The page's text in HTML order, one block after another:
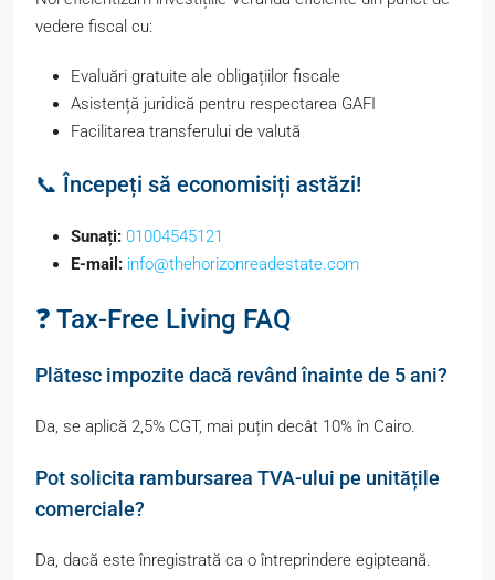
vedere fiscal cu:
Evaluări gratuite ale obligațiilor fiscale
Asistență juridică pentru respectarea GAFI
Facilitarea transferului de valută
📞 Începeți să economisiți astăzi!
Sunați: 01004545121
E-mail: info@thehorizonreadestate.com
❓ Tax-Free Living FAQ
Plătesc impozite dacă revând înainte de 5 ani?
Da, se aplică 2,5% CGT, mai puțin decât 10% în Cairo.
Pot solicita rambursarea TVA-ului pe unitățile
comerciale?
Da, dacă este înregistrată ca o întreprindere egipteană.